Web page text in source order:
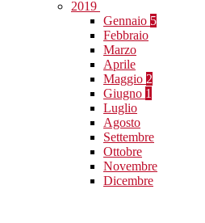
2019
Gennaio 5
Febbraio
Marzo
Aprile
Maggio 2
Giugno 1
Luglio
Agosto
Settembre
Ottobre
Novembre
Dicembre